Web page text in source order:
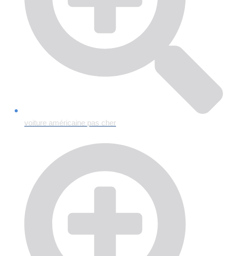
voiture américaine pas cher